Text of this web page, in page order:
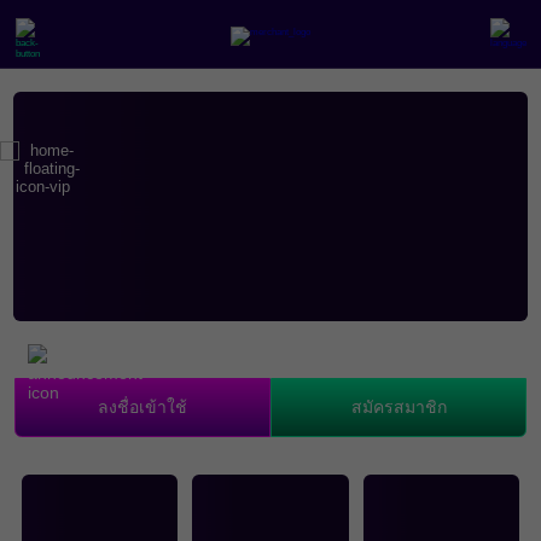
สมัครสมาชิก
ลงชื่อเข้าใช้